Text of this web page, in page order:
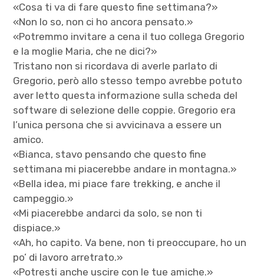
«Cosa ti va di fare questo fine settimana?»
«Non lo so, non ci ho ancora pensato.»
«Potremmo invitare a cena il tuo collega Gregorio
e la moglie Maria, che ne dici?»
Tristano non si ricordava di averle parlato di
Gregorio, però allo stesso tempo avrebbe potuto
aver letto questa informazione sulla scheda del
software di selezione delle coppie. Gregorio era
l’unica persona che si avvicinava a essere un
amico.
«Bianca, stavo pensando che questo fine
settimana mi piacerebbe andare in montagna.»
«Bella idea, mi piace fare trekking, e anche il
campeggio.»
«Mi piacerebbe andarci da solo, se non ti
dispiace.»
«Ah, ho capito. Va bene, non ti preoccupare, ho un
po’ di lavoro arretrato.»
«Potresti anche uscire con le tue amiche.»